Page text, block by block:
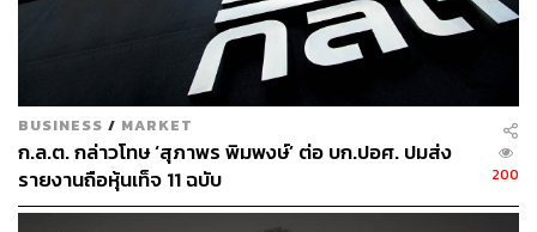
เริ่มต้นของกระบวนการบังคับใช้กฎหมาย ยังไม่ได้ถือว่าขณะ
นี้สมโภชน์และอมรเป็นบุคคลผู้กระทำผิด และพร้อมให้ความ
ร่วมมือเพื่อพิสูจน์ความจริงให้เป็นที่ประจักษ์ต่อไป
สามารถติดตาม THE STANDARD WEALTH
ผ่านแอปพลิเคชันต่างๆ ที่คุณสะดวกหรือใช้งานอยู่แล้วได้เลย
BUSINESS / MARKET
ก.ล.ต. กล่าวโทษ ‘สุภาพร พิมพงษ์’ ต่อ บก.ปอศ. ปมส่ง
รายงานถือหุ้นเท็จ 11 ฉบับ
200